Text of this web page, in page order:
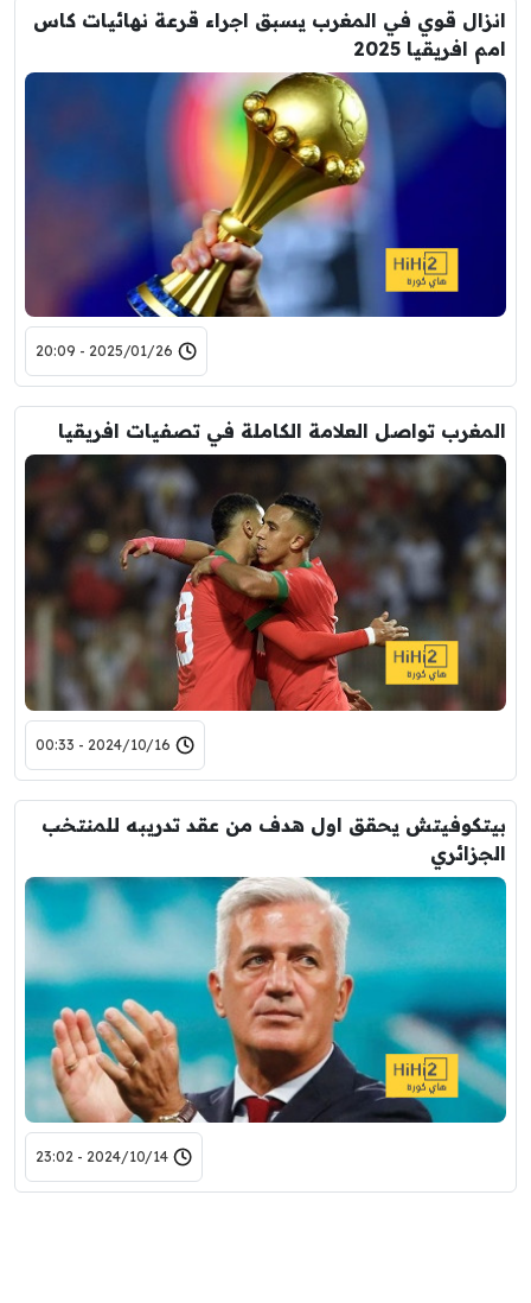
انزال قوي في المغرب يسبق اجراء قرعة نهائيات كاس
امم افريقيا 2025
2025/01/26 - 20:09
المغرب تواصل العلامة الكاملة في تصفيات افريقيا
2024/10/16 - 00:33
بيتكوفيتش يحقق اول هدف من عقد تدريبه للمنتخب
الجزائري
2024/10/14 - 23:02